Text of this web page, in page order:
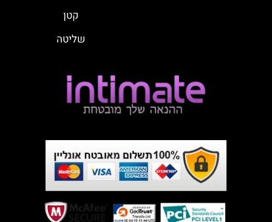
קטן
שליטה